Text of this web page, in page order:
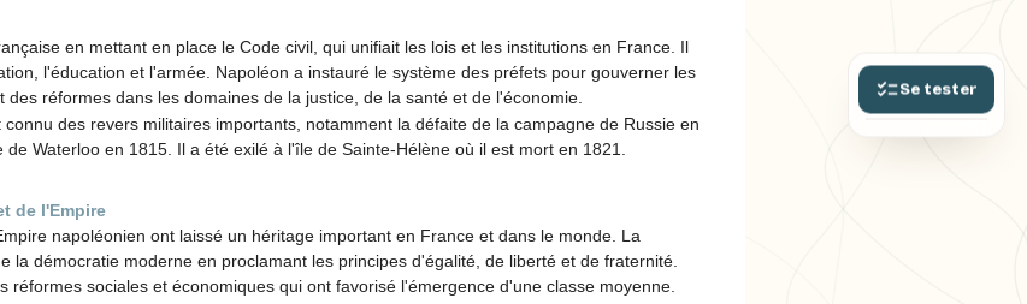
Se tester
en mettant en place le Code civil, qui unifiait les lois et les institutions en France. Il
l'éducation et l'armée. Napoléon a instauré le système des préfets pour gouverner les
réformes dans les domaines de la justice, de la santé et de l'économie.
des revers militaires importants, notamment la défaite de la campagne de Russie en
Waterloo en 1815. Il a été exilé à l'île de Sainte-Hélène où il est mort en 1821.
de l'Empire
napoléonien ont laissé un héritage important en France et dans le monde. La
la démocratie moderne en proclamant les principes d'égalité, de liberté et de fraternité.
réformes sociales et économiques qui ont favorisé l'émergence d'une classe moyenne.